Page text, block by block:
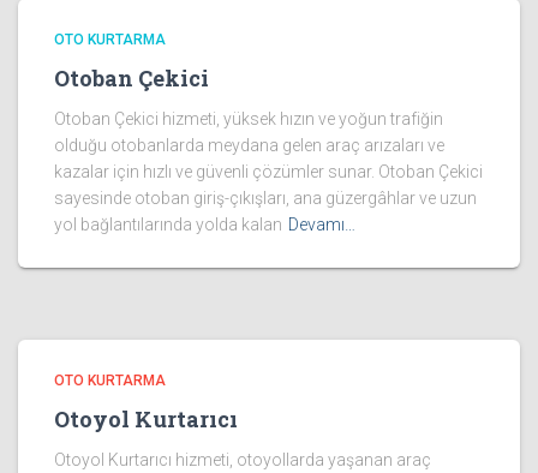
OTO KURTARMA
Otoban Çekici
Otoban Çekici hizmeti, yüksek hızın ve yoğun trafiğin
olduğu otobanlarda meydana gelen araç arızaları ve
kazalar için hızlı ve güvenli çözümler sunar. Otoban Çekici
sayesinde otoban giriş-çıkışları, ana güzergâhlar ve uzun
yol bağlantılarında yolda kalan Devamı…
OTO KURTARMA
Otoyol Kurtarıcı
Otoyol Kurtarıcı hizmeti, otoyollarda yaşanan araç